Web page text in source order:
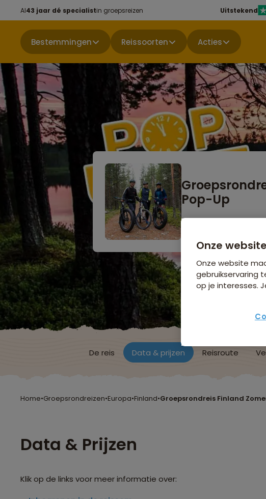
Al43 jaar dé specialistin groepsreizen Uitstekend
Bestemmingen Reissoorten Acties
Pop-Up
Niet boekbaar
De reis Data & prijzen Reisroute
Home•Groepsrondreizen•Europa•Finland•Groepsrondreis Finland
Data & Prijzen
Klik op de links voor meer informatie over:
Onze
Onze website
gebruikservaring
op je interesses.